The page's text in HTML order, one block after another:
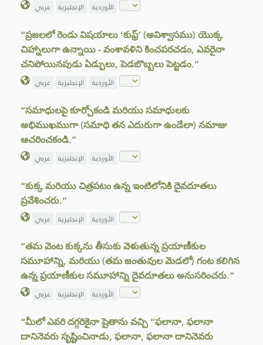
عربي الإنجليزية الأوردية
“ప్రజలలో రెండు విషయాలు ‘కుఫ్ర్’ (అవిశ్వాసము) యొక్క
చిహ్నాలుగా ఉన్నాయి - వంశావళిని కించపరచడం, ఎవరైనా
చనిపోయినపుడు ఏడ్పులు, పెడబొబ్బలు పెట్టడం.”
عربي الإنجليزية الأوردية
“సమాధులపై కూర్చోకండి మరియు సమాధులకు
అభిముఖముగా (సమాధి తన ఎదురుగా ఉండేలా) నమాజు
ఆచరించకండి.”
عربي الإنجليزية الأوردية
“కుక్క మరియు చిత్రపటం ఉన్న ఇంటిలోనికి దైవదూతలు
ప్రవేశించరు.”
عربي الإنجليزية الأوردية
“తమ వెంట కుక్కను తీసుకు వెళుతున్న ప్రయాణీకుల
సమూహాన్ని, మరియు (తమ జంతువుల మెడలో) గంట కలిగిన
ఉన్న ప్రయాణీకుల సమూహాన్ని దైవదూతలు అనుసరించరు.”
عربي الإنجليزية الأوردية
“మీలో ఎవరి దగ్గరికైనా షైతాను వచ్చి “ఫలానా, ఫలానా
దానినెవరు సృష్టించినాడు, ఫలానా, ఫలానా దానినెవరు